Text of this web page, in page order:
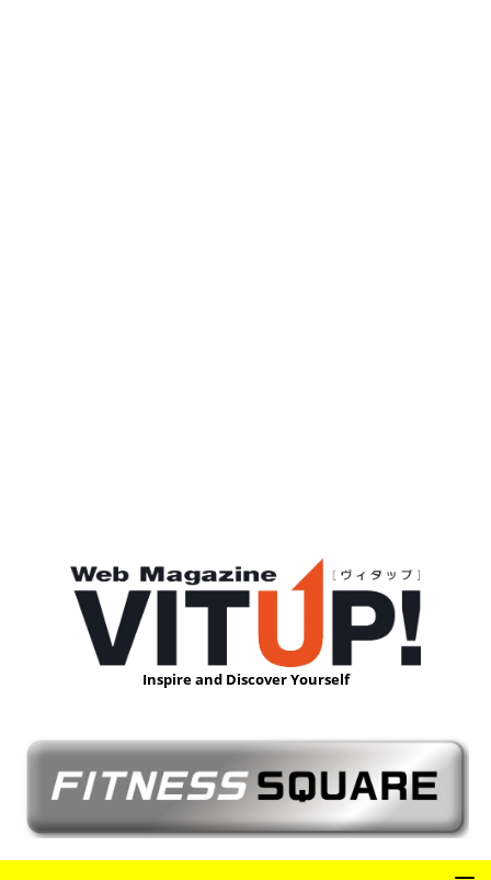
Inspire and Discover Yourself